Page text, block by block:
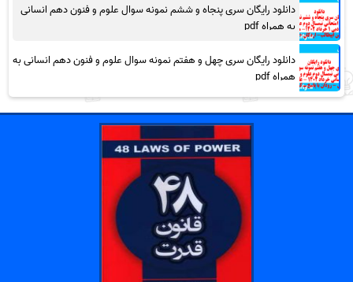
دانلود رایگان سری پنجاه و ششم نمونه سوال علوم و فنون دهم انسانی
به همراه pdf
دانلود رایگان سری چهل و هفتم نمونه سوال علوم و فنون دهم انسانی به
همراه pdf